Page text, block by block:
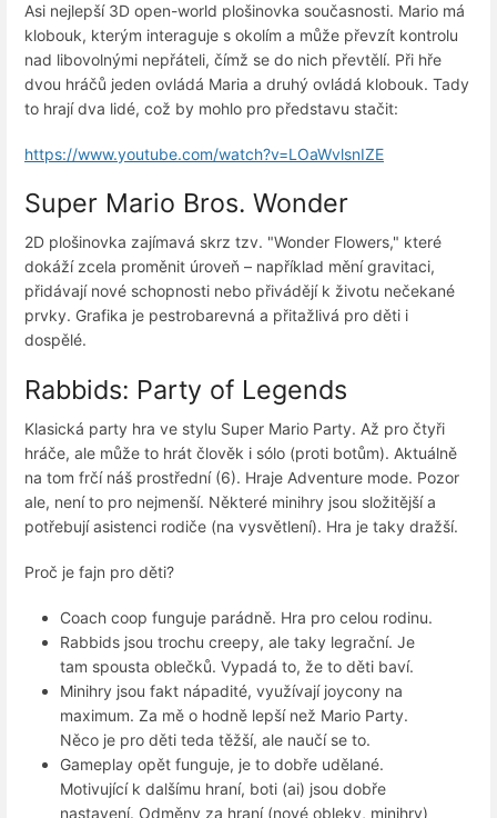
Asi nejlepší 3D open-world plošinovka současnosti. Mario má
klobouk, kterým interaguje s okolím a může převzít kontrolu
nad libovolnými nepřáteli, čímž se do nich převtělí. Při hře
dvou hráčů jeden ovládá Maria a druhý ovládá klobouk. Tady
to hrají dva lidé, což by mohlo pro představu stačit:
https://www.youtube.com/watch?v=LOaWvlsnIZE
Super Mario Bros. Wonder
2D plošinovka zajímavá skrz tzv. "Wonder Flowers," které
dokáží zcela proměnit úroveň – například mění gravitaci,
přidávají nové schopnosti nebo přivádějí k životu nečekané
prvky. Grafika je pestrobarevná a přitažlivá pro děti i
dospělé.
Rabbids: Party of Legends
Klasická party hra ve stylu Super Mario Party. Až pro čtyři
hráče, ale může to hrát člověk i sólo (proti botům). Aktuálně
na tom frčí náš prostřední (6). Hraje Adventure mode. Pozor
ale, není to pro nejmenší. Některé minihry jsou složitější a
potřebují asistenci rodiče (na vysvětlení). Hra je taky dražší.
Proč je fajn pro děti?
Coach coop funguje parádně. Hra pro celou rodinu.
Rabbids jsou trochu creepy, ale taky legrační. Je
tam spousta oblečků. Vypadá to, že to děti baví.
Minihry jsou fakt nápadité, využívají joycony na
maximum. Za mě o hodně lepší než Mario Party.
Něco je pro děti teda těžší, ale naučí se to.
Gameplay opět funguje, je to dobře udělané.
Motivující k dalšímu hraní, boti (ai) jsou dobře
nastavení. Odměny za hraní (nové obleky, minihry)